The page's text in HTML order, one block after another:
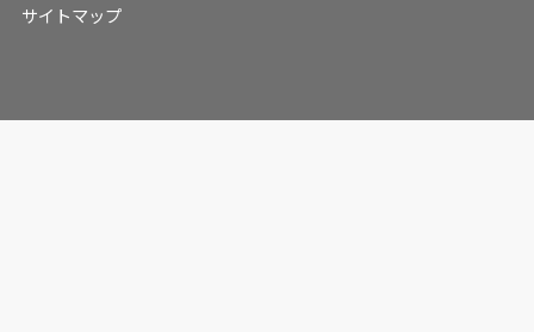
サイトマップ